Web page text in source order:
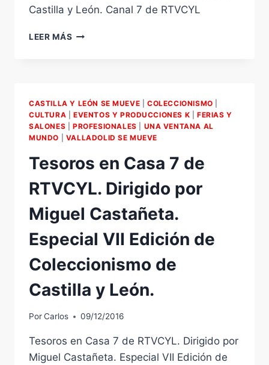
Castilla y León. Canal 7 de RTVCYL
LEER MÁS «VAMOS
CAMELL.
FERIA
INTERNACIONAL
DISCO
DE
VALLADOLID
CASTILLA
Y
LEÓN.
CANAL
7
DE
RTVCYL
CASTILLA Y LEÓN SE MUEVE |COLECCIONISMO
CULTURA
EVENTOS Y PRODUCCIONES K |FERIAS Y
SALONES
PROFESIONALES
UNA VENTANA AL
MUNDO
VALLADOLID SE MUEVE
Tesoros en Casa 7 de
RTVCYL. Dirigido por
Miguel Castañeta.
Especial VII Edición de
Coleccionismo de
Castilla y León.
PorCarlos 09/12/2016
Tesoros en Casa 7 de RTVCYL. Dirigido por
Miguel Castañeta. Especial VII Edición de